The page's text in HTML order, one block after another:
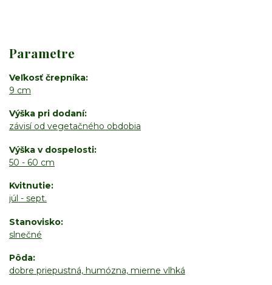
Parametre
Veľkosť črepníka
9 cm
Výška pri dodaní
závisí od vegetačného obdobia
Výška v dospelosti
50 - 60 cm
Kvitnutie
júl - sept.
Stanovisko
slnečné
Pôda
dobre priepustná, humózna, mierne vlhká